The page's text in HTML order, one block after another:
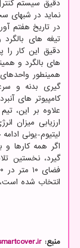
دقیق سیستم
نماید در شبهای
در تاریخ هفتم
تیغه های بالگرد
دقیق این کار را
های بالگرد و
همینطور
گیری بدنه و
کامپیوتر های
علاوه بر این،
ارزیابی میزان
لیتیوم-یونی
اگر همه کارها
گیرد، نخستین
انتخاب شده است، تا شب ۱۱ آوریل
منبع: